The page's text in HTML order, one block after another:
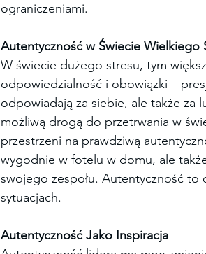
ograniczeniami.
Autentyczność w Świecie Wielkiego
W świecie dużego stresu, tym
odpowiedzialność i obowiązki –
odpowiadają za siebie, ale także za
możliwą drogą do przetrwania w
przestrzeni na prawdziwą
wygodnie w fotelu w domu, ale
swojego zespołu. Autentyczność to
sytuacjach.
Autentyczność Jako Inspiracja